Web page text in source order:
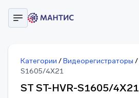
Категории /Видеорегистраторы /
S1605/4X21
ST ST-HVR-S1605/4X21